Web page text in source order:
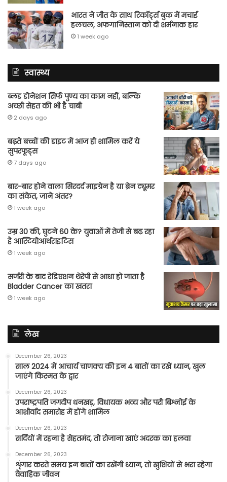
भारत ने जीत के साथ रिकॉर्ड्स बुक में मचाई
हलचल, अफगानिस्तान को दी शर्मनाक हार
1 week ago
स्वास्थ्य
ब्लड डोनेशन सिर्फ पुण्य का काम नहीं, बल्कि
अच्छी सेहत की भी है चाबी
2 days ago
बढ़ते बच्चों की डाइट में आज ही शामिल करें ये
सुपरफूड्स
7 days ago
बार-बार होने वाला सिरदर्द माइग्रेन है या ब्रेन ट्यूमर
का संकेत, जाने अंतर?
1 week ago
उम्र 30 की, घुटने 60 के? युवाओं में तेजी से बढ़ रहा
है आस्टियोआर्थराइटिस
1 week ago
सर्जरी के बाद रेडिएशन थेरेपी से आधा हो जाता है
Bladder Cancer का खतरा
1 week ago
लेख
December 26, 2023
साल 2024 में आचार्य चाणक्य की इन 4 बातों का रखें ध्यान, खुल
जाएंगे किस्मत के द्वार
December 26, 2023
उपराष्ट्रपति जगदीप धनखड़, विधायक भव्य और परी बिश्नोई के
आशीर्वाद समारोह में होंगे शामिल
December 26, 2023
सर्दियों में रहना है सेहतमंद, तो रोजाना खाएं अदरक का हलवा
December 26, 2023
शृंगार करते समय इन बातों का रखेंगी ध्यान, तो खुशियों से भरा रहेगा
वैवाहिक जीवन